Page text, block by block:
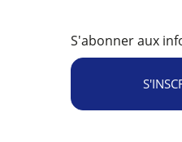
S'abonner aux